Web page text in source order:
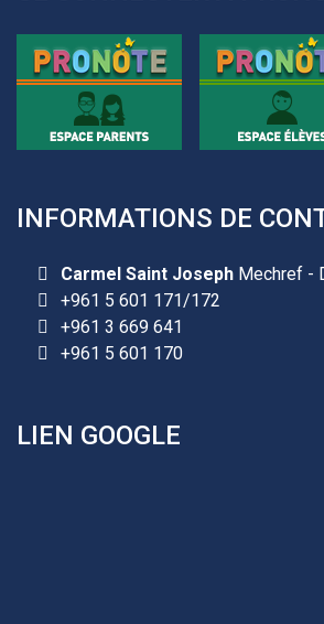
2026-2027 sont reçues à
l’avance.
+961 25 601 171
+961 25 601 172
+961 3 669 641
INFORMATIONS DE
Carmel Saint Joseph Mechref -
+961 5 601 171/172
+961 3 669 641
+961 5 601 170
LIEN GOOGLE